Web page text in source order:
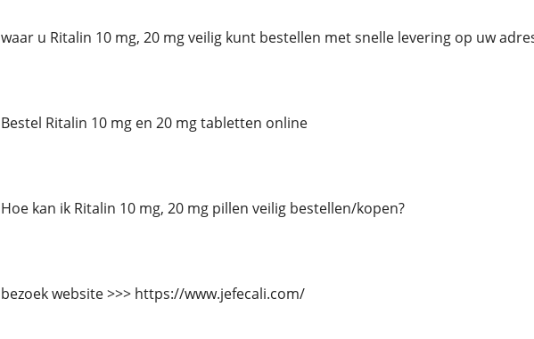
waar u Ritalin 10 mg, 20 mg veilig kunt bestellen met snelle levering op uw
Bestel Ritalin 10 mg en 20 mg tabletten online
Hoe kan ik Ritalin 10 mg, 20 mg pillen veilig bestellen/kopen?
bezoek website >>> https://www.jefecali.com/